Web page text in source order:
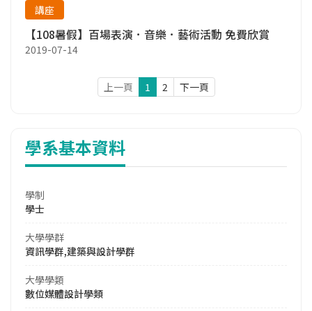
講座
【108暑假】百場表演．音樂．藝術活動 免費欣賞
2019-07-14
上一頁 1 2 下一頁
學系基本資料
學制
學士
大學學群
資訊學群,建築與設計學群
大學學類
數位媒體設計學類